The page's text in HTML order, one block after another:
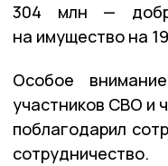
304 млн —
на имущество на
Особое
участников СВО и
поблагодарил
сотрудничество.